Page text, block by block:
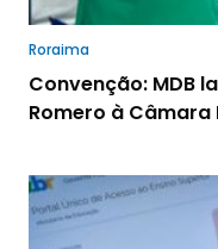
Roraima
Convenção: MDB
Romero à Câmara